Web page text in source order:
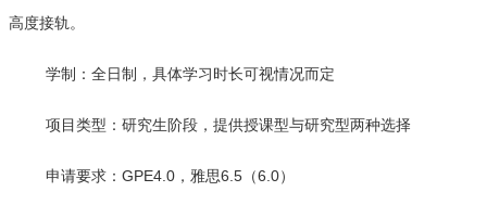
高度接轨。
学制：全日制，具体学习时长可视情况而定
项目类型：研究生阶段，提供授课型与研究型两种选择
申请要求：GPE4.0，雅思6.5（6.0）